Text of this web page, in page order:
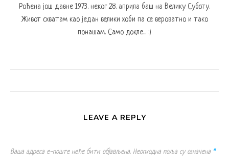
Рођена још давне 1973. неког 28. априла баш на Велику Суботу.
Живот схватам као један велики хоби па се вероватно и тако
понашам. Само докле... :)
LEAVE A REPLY
Ваша адреса е-поште неће бити објављена. Неопходна поља су означена *